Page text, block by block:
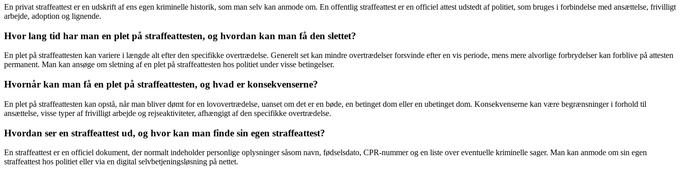
En privat straffeattest er en udskrift af ens egen kriminelle historik, som man selv kan anmode om. En offentlig straffeattest er en officiel attest udstedt af politiet, som bruges i forbindelse med ansættelse, frivilligt
arbejde, adoption og lignende.
Hvor lang tid har man en plet på straffeattesten, og hvordan kan man få den slettet?
En plet på straffeattesten kan variere i længde alt efter den specifikke overtrædelse. Generelt set kan mindre overtrædelser forsvinde efter en vis periode, mens mere alvorlige forbrydelser kan forblive på attesten
permanent. Man kan ansøge om sletning af en plet på straffeattesten hos politiet under visse betingelser.
Hvornår kan man få en plet på straffeattesten, og hvad er konsekvenserne?
En plet på straffeattesten kan opstå, når man bliver dømt for en lovovertrædelse, uanset om det er en bøde, en betinget dom eller en ubetinget dom. Konsekvenserne kan være begrænsninger i forhold til
ansættelse, visse typer af frivilligt arbejde og rejseaktiviteter, afhængigt af den specifikke overtrædelse.
Hvordan ser en straffeattest ud, og hvor kan man finde sin egen straffeattest?
En straffeattest er en officiel dokument, der normalt indeholder personlige oplysninger såsom navn, fødselsdato, CPR-nummer og en liste over eventuelle kriminelle sager. Man kan anmode om sin egen
straffeattest hos politiet eller via en digital selvbetjeningsløsning på nettet.